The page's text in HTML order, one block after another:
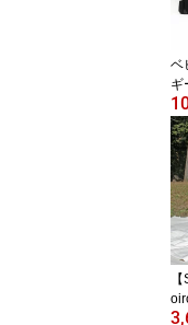
ベ
ギ
リ
gy
ら
ア
ル
チ
柄
ッ